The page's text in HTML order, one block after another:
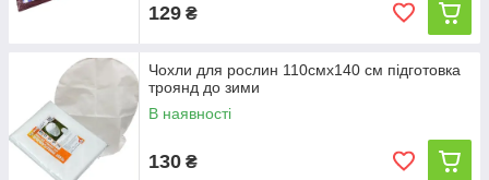
129 ₴
Чохли для рослин 110смх140 см підготовка
троянд до зими
В наявності
130 ₴